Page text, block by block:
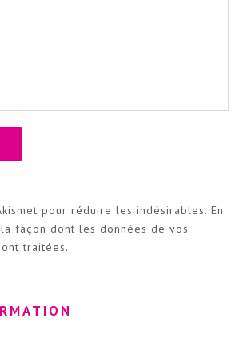
pour réduire les indésirables. En
façon dont les données de vos
traitées.